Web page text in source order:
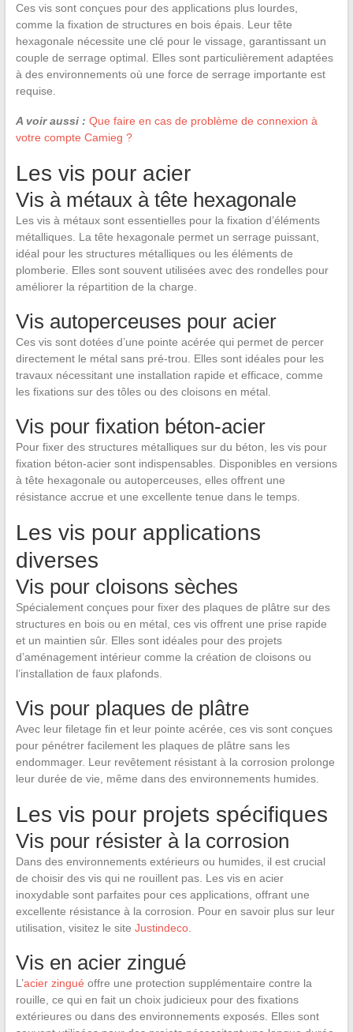
Ces vis sont conçues pour des applications plus lourdes,
comme la fixation de structures en bois épais. Leur tête
hexagonale nécessite une clé pour le vissage, garantissant un
couple de serrage optimal. Elles sont particulièrement adaptées
à des environnements où une force de serrage importante est
requise.
A voir aussi : Que faire en cas de problème de connexion à
votre compte Camieg ?
Les vis pour acier
Vis à métaux à tête hexagonale
Les vis à métaux sont essentielles pour la fixation d’éléments
métalliques. La tête hexagonale permet un serrage puissant,
idéal pour les structures métalliques ou les éléments de
plomberie. Elles sont souvent utilisées avec des rondelles pour
améliorer la répartition de la charge.
Vis autoperceuses pour acier
Ces vis sont dotées d’une pointe acérée qui permet de percer
directement le métal sans pré-trou. Elles sont idéales pour les
travaux nécessitant une installation rapide et efficace, comme
les fixations sur des tôles ou des cloisons en métal.
Vis pour fixation béton-acier
Pour fixer des structures métalliques sur du béton, les vis pour
fixation béton-acier sont indispensables. Disponibles en versions
à tête hexagonale ou autoperceuses, elles offrent une
résistance accrue et une excellente tenue dans le temps.
Les vis pour applications
diverses
Vis pour cloisons sèches
Spécialement conçues pour fixer des plaques de plâtre sur des
structures en bois ou en métal, ces vis offrent une prise rapide
et un maintien sûr. Elles sont idéales pour des projets
d’aménagement intérieur comme la création de cloisons ou
l’installation de faux plafonds.
Vis pour plaques de plâtre
Avec leur filetage fin et leur pointe acérée, ces vis sont conçues
pour pénétrer facilement les plaques de plâtre sans les
endommager. Leur revêtement résistant à la corrosion prolonge
leur durée de vie, même dans des environnements humides.
Les vis pour projets spécifiques
Vis pour résister à la corrosion
Dans des environnements extérieurs ou humides, il est crucial
de choisir des vis qui ne rouillent pas. Les vis en acier
inoxydable sont parfaites pour ces applications, offrant une
excellente résistance à la corrosion. Pour en savoir plus sur leur
utilisation, visitez le site Justindeco.
Vis en acier zingué
L’acier zingué offre une protection supplémentaire contre la
rouille, ce qui en fait un choix judicieux pour des fixations
extérieures ou dans des environnements exposés. Elles sont